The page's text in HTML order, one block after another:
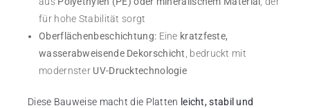
für hohe Stabilität sorgt
Oberflächenbeschichtung: Eine kratzfeste,
wasserabweisende Dekorschicht , bedruckt mit
modernster UV-Drucktechnologie
Diese Bauweise macht die Platten leicht, stabil und